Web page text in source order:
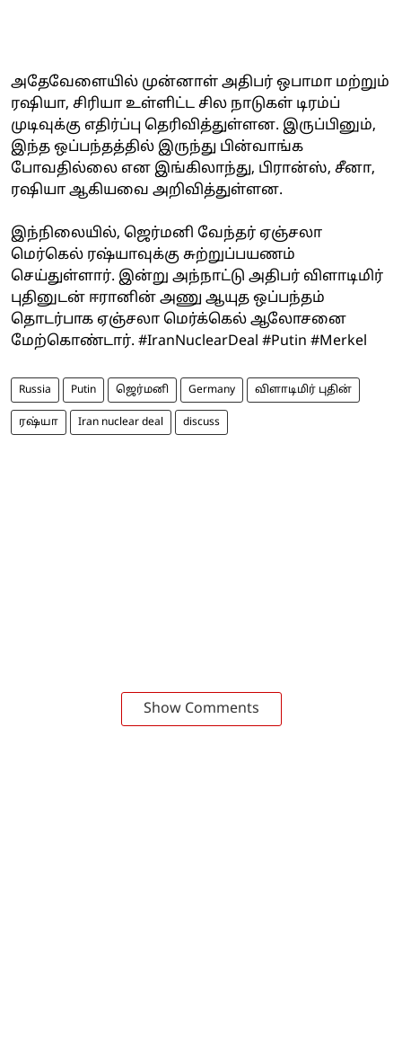
அதேவேளையில் முன்னாள் அதிபர் ஒபாமா மற்றும்
ரஷியா, சிரியா உள்ளிட்ட சில நாடுகள் டிரம்ப்
முடிவுக்கு எதிர்ப்பு தெரிவித்துள்ளன. இருப்பினும்,
இந்த ஒப்பந்தத்தில் இருந்து பின்வாங்க
போவதில்லை என இங்கிலாந்து, பிரான்ஸ், சீனா,
ரஷியா ஆகியவை அறிவித்துள்ளன.
இந்நிலையில், ஜெர்மனி வேந்தர் ஏஞ்சலா
மெர்கெல் ரஷ்யாவுக்கு சுற்றுப்பயணம்
செய்துள்ளார். இன்று அந்நாட்டு அதிபர் விளாடிமிர்
புதினுடன் ஈரானின் அணு ஆயுத ஒப்பந்தம்
தொடர்பாக ஏஞ்சலா மெர்க்கெல் ஆலோசனை
மேற்கொண்டார். #IranNuclearDeal #Putin #Merkel
Russia Putin ஜெர்மனி Germany விளாடிமிர் புதின்
ரஷ்யா Iran nuclear deal discuss
Show Comments